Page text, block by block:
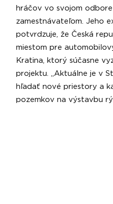
hráčov vo svojom
zamestnávateľom. Jeho
potvrdzuje, že Česká
miestom pre
Kratina, ktorý súčasne
projektu. „Aktuálne je v
hľadať nové priestory a
pozemkov na výstavbu